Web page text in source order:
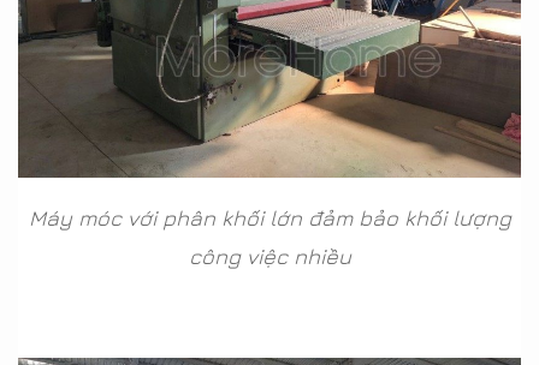
Máy móc với phân khối lớn đảm bảo khối lượng
công việc nhiều